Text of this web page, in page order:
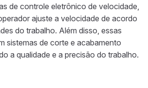
de controle eletrônico de velocidade,
ajuste a velocidade de acordo
do trabalho. Além disso, essas
sistemas de corte e acabamento
a qualidade e a precisão do trabalho.